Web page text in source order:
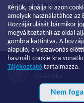
Kérjük, pipálja ki azon
amelyek használatához az
Hozzájárulását bármikor
megváltoztatni) az oldal
gombra kattintva. A
alapuló, a visszavonás
használt cookie-kra
Tájékoztató tartalmazza.
Nem
(2014. júniustól)
Legutóbb frissült: 2014.
MNB
Oldaltérkép